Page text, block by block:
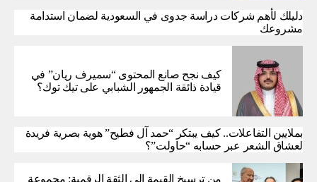
دليلك لأهم شركات دراسة جدوى في السعودية لضمان استدامة
مشروعك
كيف نجح صانع المحتوى “سميرف ريان” في
قيادة ذائقة الجمهور الشبابي على تيك توك؟
بملايين التفاعلات.. كيف يبتكر “حمد آل فطيح” هوية بصرية فريدة
لعشاق الشعر عبر حسابه “حاولت”؟
من ترسيخ القيمة إلى الثقة الرقمية: مجموعة